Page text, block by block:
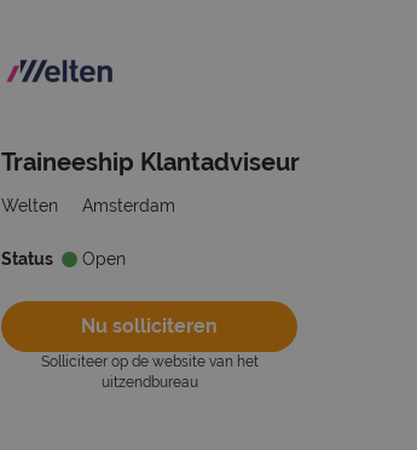
Traineeship Klantadviseur
Welten Amsterdam
Status Open
Nu solliciteren
Solliciteer op de website van het
uitzendbureau